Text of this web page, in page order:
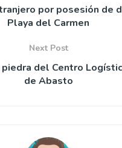
por posesión de
Playa del Carmen
Next Post
del Centro
de Abasto